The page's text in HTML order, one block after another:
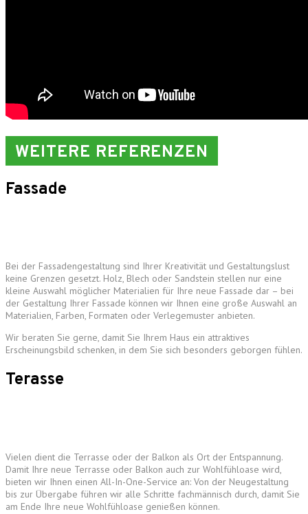
WEITERE REFERENZEN
Fassade
Bei der Fassadengestaltung sind Ihrer Kreativität und Gestaltungslust
keine Grenzen gesetzt. Holz, Blech oder Sandstein stellen nur eine
kleine Auswahl möglicher Materialien für Ihre neue Fassade dar – bei
der Gestaltung Ihrer Fassade können wir Ihnen eine große Auswahl an
Materialien, Farben, Formaten oder Verlegemuster anbieten.
Wir beraten Sie gerne, damit Sie Ihrem Haus ein attraktives
Erscheinungsbild schenken, in dem Sie sich besonders geborgen fühlen.
Terasse
Vielen dient die Terrasse oder der Balkon als Ort der Entspannung.
Damit Ihre neue Terrasse oder Balkon auch zur Wohlfühloase wird,
bieten wir Ihnen einen All-In-One-Service an: Von der Neugestaltung
bis zur Übergabe führen wir alle Schritte fachmännisch durch, damit Sie
am Ende Ihre neue Wohlfühloase genießen können.